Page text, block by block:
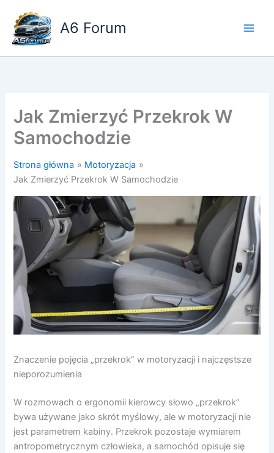
treści
A6 Forum
Jak Zmierzyć Przekrok W
Samochodzie
Strona główna
Motoryzacja
Jak Zmierzyć Przekrok W Samochodzie
Znaczenie pojęcia „przekrok” w motoryzacji i najczęstsze
nieporozumienia
W rozmowach o ergonomii kierowcy słowo „przekrok”
bywa używane jako skrót myślowy, ale w motoryzacji nie
jest parametrem kabiny. Przekrok pozostaje wymiarem
antropometrycznym człowieka, a samochód opisuje się